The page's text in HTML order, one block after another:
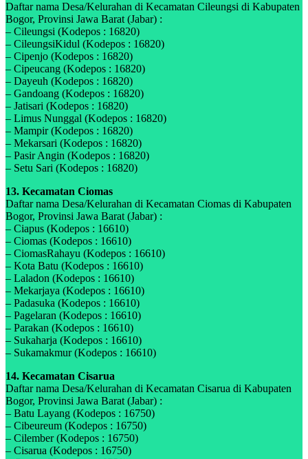
Daftar nama Desa/Kelurahan di Kecamatan Cileungsi di Kabupaten
Bogor, Provinsi Jawa Barat (Jabar) :
– Cileungsi (Kodepos : 16820)
– CileungsiKidul (Kodepos : 16820)
– Cipenjo (Kodepos : 16820)
– Cipeucang (Kodepos : 16820)
– Dayeuh (Kodepos : 16820)
– Gandoang (Kodepos : 16820)
– Jatisari (Kodepos : 16820)
– Limus Nunggal (Kodepos : 16820)
– Mampir (Kodepos : 16820)
– Mekarsari (Kodepos : 16820)
– Pasir Angin (Kodepos : 16820)
– Setu Sari (Kodepos : 16820)
13. Kecamatan Ciomas
Daftar nama Desa/Kelurahan di Kecamatan Ciomas di Kabupaten
Bogor, Provinsi Jawa Barat (Jabar) :
– Ciapus (Kodepos : 16610)
– Ciomas (Kodepos : 16610)
– CiomasRahayu (Kodepos : 16610)
– Kota Batu (Kodepos : 16610)
– Laladon (Kodepos : 16610)
– Mekarjaya (Kodepos : 16610)
– Padasuka (Kodepos : 16610)
– Pagelaran (Kodepos : 16610)
– Parakan (Kodepos : 16610)
– Sukaharja (Kodepos : 16610)
– Sukamakmur (Kodepos : 16610)
14. Kecamatan Cisarua
Daftar nama Desa/Kelurahan di Kecamatan Cisarua di Kabupaten
Bogor, Provinsi Jawa Barat (Jabar) :
– Batu Layang (Kodepos : 16750)
– Cibeureum (Kodepos : 16750)
– Cilember (Kodepos : 16750)
– Cisarua (Kodepos : 16750)